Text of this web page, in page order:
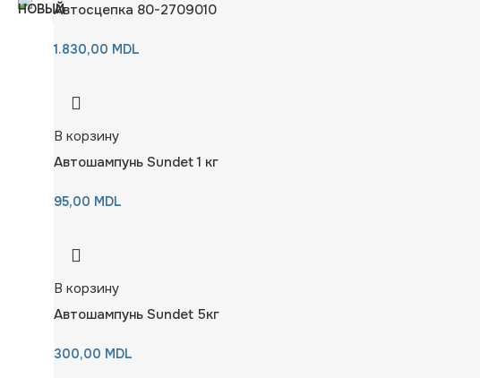
Автосцепка 80-2709010
1.830,00 MDL
В корзину
Автошампунь Sundet 1 кг
95,00 MDL
В корзину
Автошампунь Sundet 5кг
300,00 MDL